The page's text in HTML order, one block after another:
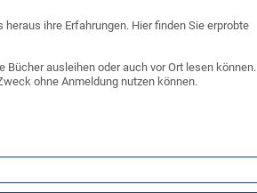
ihre Erfahrungen. Hier finden Sie erprobte
Bücher ausleihen oder auch vor Ort lesen können.
ohne Anmeldung nutzen können.